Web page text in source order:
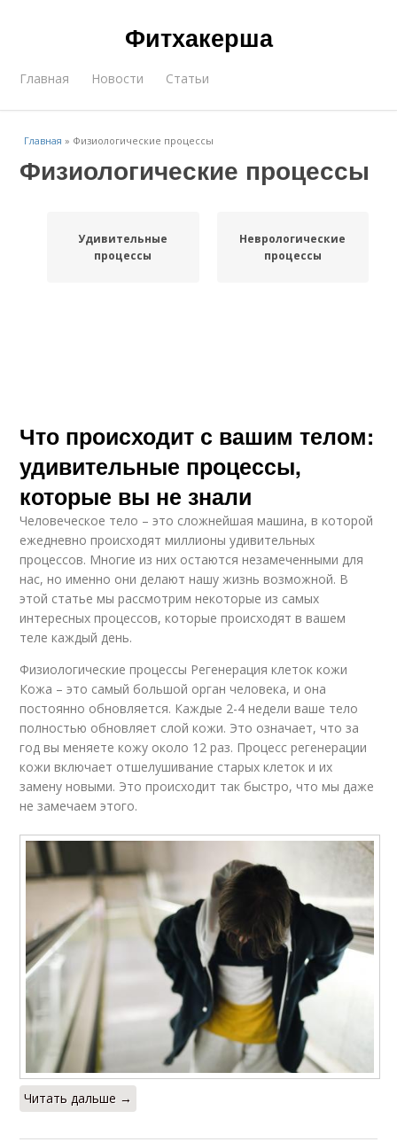
Фитхакерша
Главная Новости Статьи
Главная » Физиологические процессы
Физиологические процессы
Удивительные
процессы
Неврологические
процессы
Что происходит с вашим телом:
удивительные процессы,
которые вы не знали
Человеческое тело – это сложнейшая машина, в которой
ежедневно происходят миллионы удивительных
процессов. Многие из них остаются незамеченными для
нас, но именно они делают нашу жизнь возможной. В
этой статье мы рассмотрим некоторые из самых
интересных процессов, которые происходят в вашем
теле каждый день.
Физиологические процессы Регенерация клеток кожи
Кожа – это самый большой орган человека, и она
постоянно обновляется. Каждые 2-4 недели ваше тело
полностью обновляет слой кожи. Это означает, что за
год вы меняете кожу около 12 раз. Процесс регенерации
кожи включает отшелушивание старых клеток и их
замену новыми. Это происходит так быстро, что мы даже
не замечаем этого.
Читать дальше →